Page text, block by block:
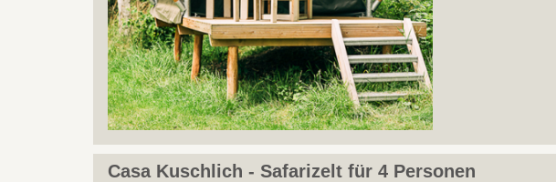
Casa Kuschlich - Safarizelt für 4 Personen